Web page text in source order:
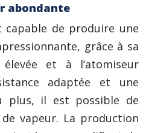
abondante
capable de produire une
grâce à sa
et à l’atomiseur
adaptée et une
plus, il est possible de
vapeur. La production